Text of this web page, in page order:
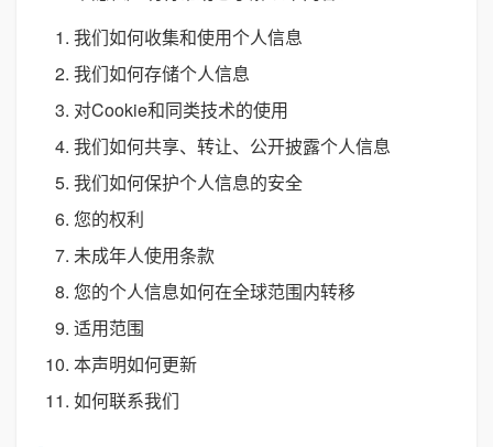
我们如何收集和使用个人信息
我们如何存储个人信息
对Cookie和同类技术的使用
我们如何共享、转让、公开披露个人信息
我们如何保护个人信息的安全
您的权利
未成年人使用条款
您的个人信息如何在全球范围内转移
适用范围
本声明如何更新
如何联系我们